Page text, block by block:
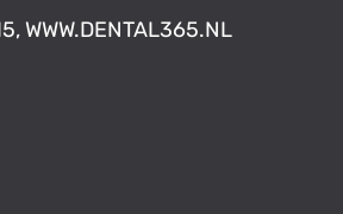
WWW.DENTAL365.NL